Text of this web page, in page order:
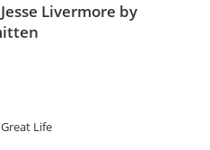
Livermore by
Life